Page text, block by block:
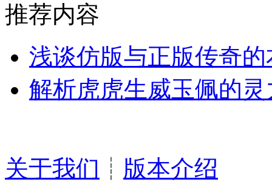
推荐内容
浅谈仿版与正版传奇
解析虎虎生威玉佩的灵
关于我们 ┊ 版本介绍